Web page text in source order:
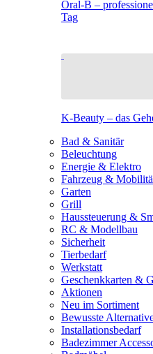
Oral-B –
Tag
K-Beauty – das
Bad & Sanitär
Beleuchtung
Energie & Elektro
Fahrzeug &
Garten
Grill
Haussteuerung &
RC & Modellbau
Sicherheit
Tierbedarf
Werkstatt
Geschenkkarten &
Aktionen
Neu im Sortiment
Bewusste
Installationsbedarf
Badezimmer